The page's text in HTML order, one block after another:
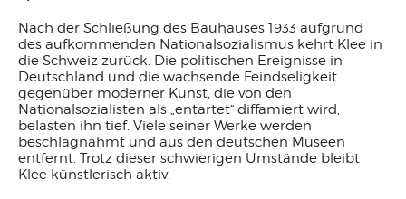
Nach der Schließung des Bauhauses 1933 aufgrund
des aufkommenden Nationalsozialismus kehrt Klee in
die Schweiz zurück. Die politischen Ereignisse in
Deutschland und die wachsende Feindseligkeit
gegenüber moderner Kunst, die von den
Nationalsozialisten als „entartet“ diffamiert wird,
belasten ihn tief. Viele seiner Werke werden
beschlagnahmt und aus den deutschen Museen
entfernt. Trotz dieser schwierigen Umstände bleibt
Klee künstlerisch aktiv.